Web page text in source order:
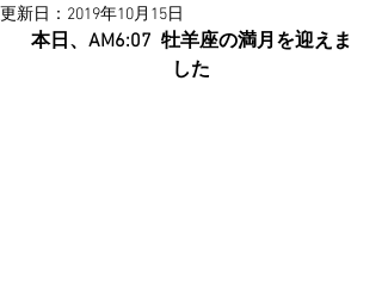
更新日： 2019年10月15日
本日、AM6:07  牡羊座の満月を迎えま
した